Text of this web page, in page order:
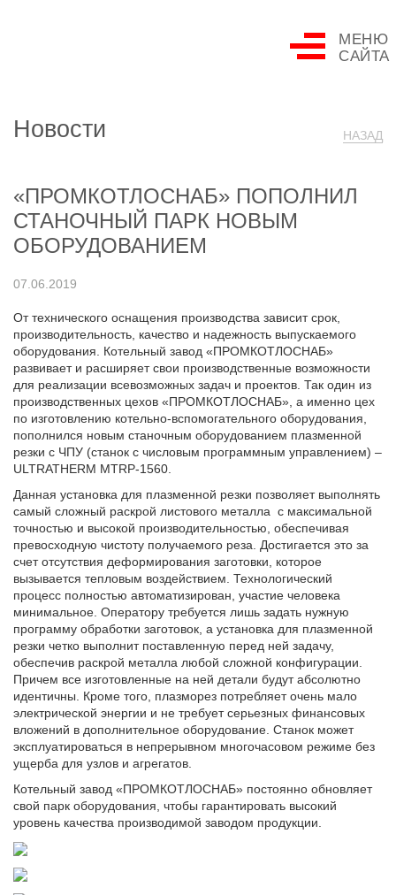
МЕНЮ
САЙТА
Новости НАЗАД
«ПРОМКОТЛОСНАБ» ПОПОЛНИЛ
СТАНОЧНЫЙ ПАРК НОВЫМ
ОБОРУДОВАНИЕМ
07.06.2019
От технического оснащения производства зависит срок,
производительность, качество и надежность выпускаемого
оборудования. Котельный завод «ПРОМКОТЛОСНАБ»
развивает и расширяет свои производственные возможности
для реализации всевозможных задач и проектов. Так один из
производственных цехов «ПРОМКОТЛОСНАБ», а именно цех
по изготовлению котельно-вспомогательного оборудования,
пополнился новым станочным оборудованием плазменной
резки с ЧПУ (станок с числовым программным управлением) –
ULTRATHERM MTRP-1560.
Данная установка для плазменной резки позволяет выполнять
самый сложный раскрой листового металла с максимальной
точностью и высокой производительностью, обеспечивая
превосходную чистоту получаемого реза. Достигается это за
счет отсутствия деформирования заготовки, которое
вызывается тепловым воздействием. Технологический
процесс полностью автоматизирован, участие человека
минимальное. Оператору требуется лишь задать нужную
программу обработки заготовок, а установка для плазменной
резки четко выполнит поставленную перед ней задачу,
обеспечив раскрой металла любой сложной конфигурации.
Причем все изготовленные на ней детали будут абсолютно
идентичны. Кроме того, плазморез потребляет очень мало
электрической энергии и не требует серьезных финансовых
вложений в дополнительное оборудование. Станок может
эксплуатироваться в непрерывном многочасовом режиме без
ущерба для узлов и агрегатов.
Котельный завод «ПРОМКОТЛОСНАБ» постоянно обновляет
свой парк оборудования, чтобы гарантировать высокий
уровень качества производимой заводом продукции.